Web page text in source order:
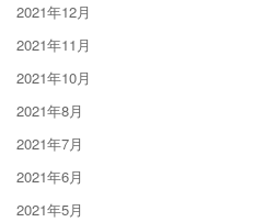
2021年12月
2021年11月
2021年10月
2021年8月
2021年7月
2021年6月
2021年5月